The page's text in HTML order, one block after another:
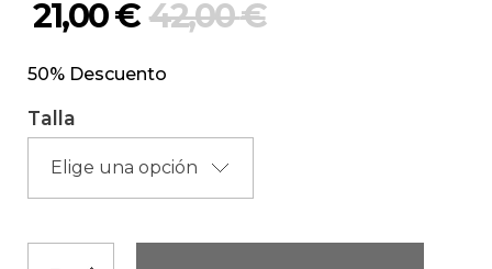
21,00€ 42,00€
50% Descuento
Talla